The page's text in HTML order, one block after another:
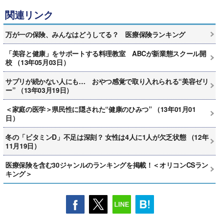
関連リンク
万が一の保険、みんなはどうしてる？ 医療保険ランキング
「美容と健康」をサポートする料理教室 ABCが新業態スクール開
校 （13年05月03日）
サプリが続かない人にも… おやつ感覚で取り入れられる“美容ゼリ
ー” （13年03月19日）
＜家庭の医学＞県民性に隠された“健康のひみつ” （13年01月01
日）
冬の「ビタミンD」不足は深刻？ 女性は4人に1人が欠乏状態 （12年
11月19日）
医療保険を含む30ジャンルのランキングを掲載！＜オリコンCSラン
キング＞